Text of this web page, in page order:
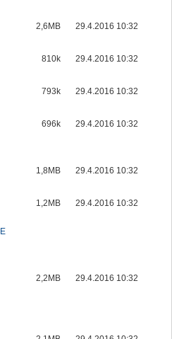
2,6MB 29.4.2016 10:32
810k 29.4.2016 10:32
793k 29.4.2016 10:32
696k 29.4.2016 10:32
1,8MB 29.4.2016 10:32
1,2MB 29.4.2016 10:32
2,2MB 29.4.2016 10:32